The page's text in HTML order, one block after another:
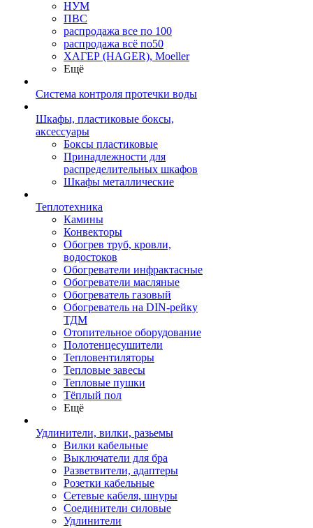
НУМ
ПВС
распродажа все по 100
распродажа всё по50
ХАГЕР (HAGER), Moeller
Ещё
Система контроля протечки воды
Шкафы, пластиковые боксы,
аксессуары
Боксы пластиковые
Принадлежности для
распределительных шкафов
Шкафы металлические
Теплотехника
Камины
Конвекторы
Обогрев труб, кровли,
водостоков
Обогреватели инфрактасные
Обогреватели масляные
Обогреватель газовый
Обогреватель на DIN-рейку
ТДМ
Отопительное оборудование
Полотенцесушители
Тепловентиляторы
Тепловые завесы
Тепловые пушки
Тёплый пол
Ещё
Удлинители, вилки, разьемы
Вилки кабельные
Выключатели для бра
Разветвители, адаптеры
Розетки кабельные
Сетевые кабеля, шнуры
Соединители силовые
Удлинители